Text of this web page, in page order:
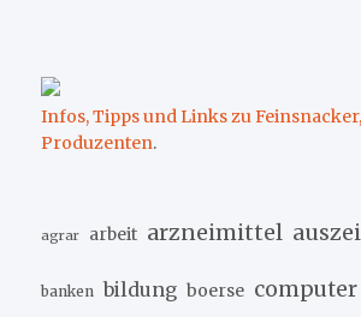
Infos, Tipps und Links zu
Produzenten.
agrar arbeit arzneimittel
banken bildung boerse computer